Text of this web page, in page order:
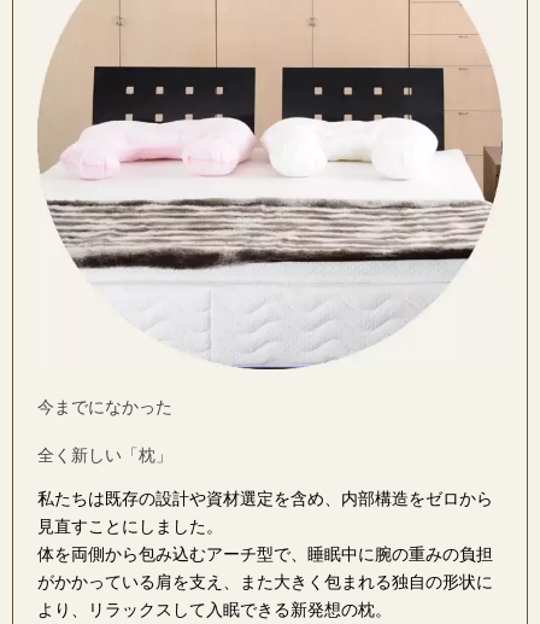
今までになかった
全く新しい「枕」
私たちは既存の設計や資材選定を含め、内部構造をゼロから
見直すことにしました。
体を両側から包み込むアーチ型で、睡眠中に腕の重みの負担
がかかっている肩を支え、また大きく包まれる独自の形状に
より、リラックスして入眠できる新発想の枕。